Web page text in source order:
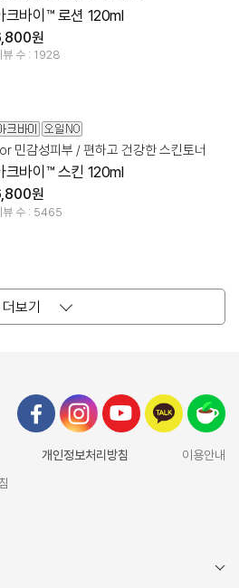
크바이™ 로션 120ml
원
뷰 수 : 1928
민감성피부 / 편하고 건강한 스킨토너
크바이™ 스킨 120ml
원
뷰 수 : 5465
더보기
개인정보처리방침
이용안내